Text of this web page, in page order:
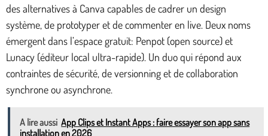
des alternatives à Canva capables de cadrer un design
système, de prototyper et de commenter en live. Deux noms
émergent dans l’espace gratuit: Penpot (open source) et
Lunacy (éditeur local ultra-rapide). Un duo qui répond aux
contraintes de sécurité, de versionning et de collaboration
synchrone ou asynchrone.
A lire aussi App Clips et Instant Apps : faire essayer son app sans
installation en 2026